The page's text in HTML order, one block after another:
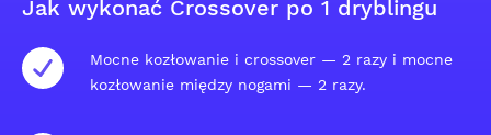
Jak wykonać Crossover po 1 dryblingu
Mocne kozłowanie i crossover — 2 razy i mocne
kozłowanie między nogami — 2 razy.